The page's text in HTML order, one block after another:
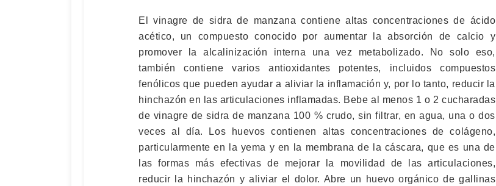
El vinagre de sidra de manzana contiene altas concentraciones de ácido
acético, un compuesto conocido por aumentar la absorción de calcio y
promover la alcalinización interna una vez metabolizado. No solo eso,
también contiene varios antioxidantes potentes, incluidos compuestos
fenólicos que pueden ayudar a aliviar la inflamación y, por lo tanto, reducir la
hinchazón en las articulaciones inflamadas. Bebe al menos 1 o 2 cucharadas
de vinagre de sidra de manzana 100 % crudo, sin filtrar, en agua, una o dos
veces al día. Los huevos contienen altas concentraciones de colágeno,
particularmente en la yema y en la membrana de la cáscara, que es una de
las formas más efectivas de mejorar la movilidad de las articulaciones,
reducir la hinchazón y aliviar el dolor. Abre un huevo orgánico de gallinas